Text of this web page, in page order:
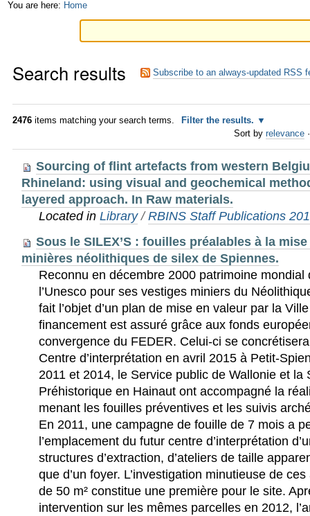
Skip
Skip
to
navigation
Personal
You are here: Home
Search results Subscribe to an always-updated RSS
2476 items matching your search terms.
Filter the results.
Sort by relevance ·
Sourcing of flint artefacts from western
Rhineland: using visual and geochemical
layered approach. In Raw materials.
Located inLibrary /RBINS Staff Publications
Sous le SILEX’S : fouilles préalables à la
minières néolithiques de silex de Spiennes.
Reconnu en décembre 2000 patrimoine mondial
l’Unesco pour ses vestiges miniers du
fait l’objet d’un plan de mise en valeur par la
financement est assuré grâce aux fonds
convergence du FEDER. Celui-ci se concrétisera
Centre d’interprétation en avril 2015 à Petit-
2011 et 2014, le Service public de Wallonie et la
Préhistorique en Hainaut ont accompagné la
menant les fouilles préventives et les suivis
En 2011, une campagne de fouille de 7 mois a
l’emplacement du futur centre d’interprétation
structures d’extraction, d’ateliers de taille
que d’un foyer. L’investigation minutieuse de
de 50 m² constitue une première pour le site.
intervention sur les mêmes parcelles en 2012,